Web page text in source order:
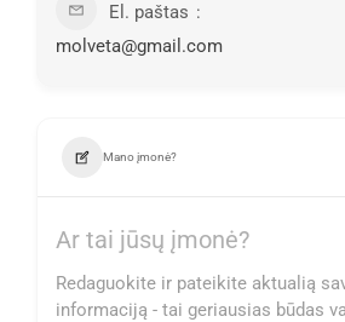
El. paštas
molveta@gmail.com
Mano įmonė?
Ar tai jūsų įmonė?
Redaguokite ir pateikite aktualią
informaciją - tai geriausias būdas